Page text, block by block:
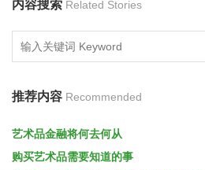
内容搜索 Related Stories
推荐内容 Recommended
艺术品金融将何去何从
购买艺术品需要知道的事